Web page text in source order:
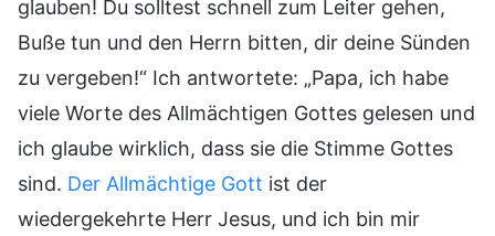
glauben! Du solltest schnell zum Leiter gehen,
Buße tun und den Herrn bitten, dir deine Sünden
zu vergeben!“ Ich antwortete: „Papa, ich habe
viele Worte des Allmächtigen Gottes gelesen und
ich glaube wirklich, dass sie die Stimme Gottes
sind. Der Allmächtige Gott ist der
wiedergekehrte Herr Jesus, und ich bin mir